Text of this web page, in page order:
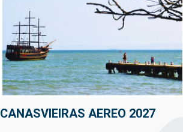
CANASVIEIRAS AEREO 2027